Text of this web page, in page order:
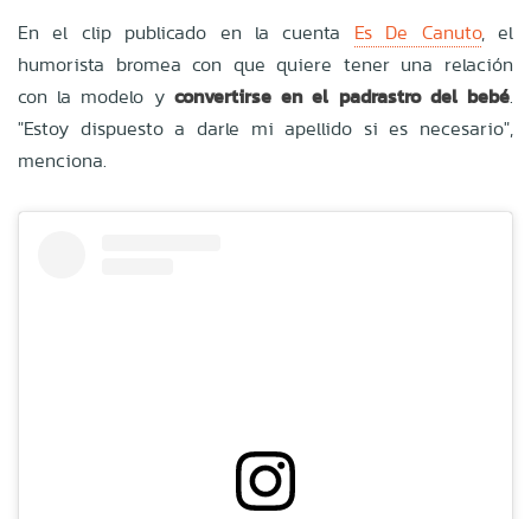
En el clip publicado en la cuenta Es De Canuto, el
humorista bromea con que quiere tener una relación
con la modelo y convertirse en el padrastro del bebé.
"Estoy dispuesto a darle mi apellido si es necesario",
menciona.